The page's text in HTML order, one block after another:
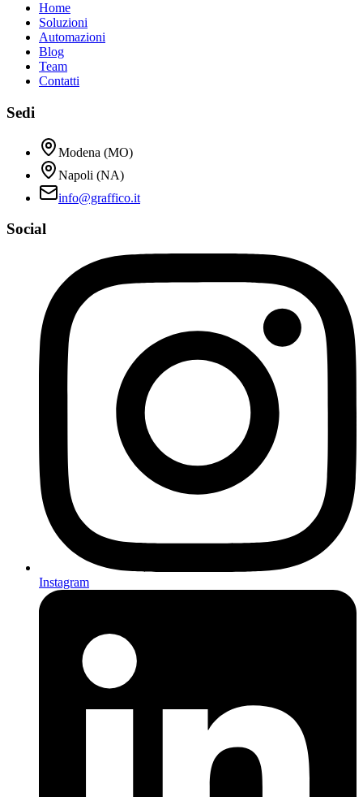
Home
Soluzioni
Automazioni
Blog
Team
Contatti
Sedi
Modena (MO)
Napoli (NA)
info@graffico.it
Social
Instagram